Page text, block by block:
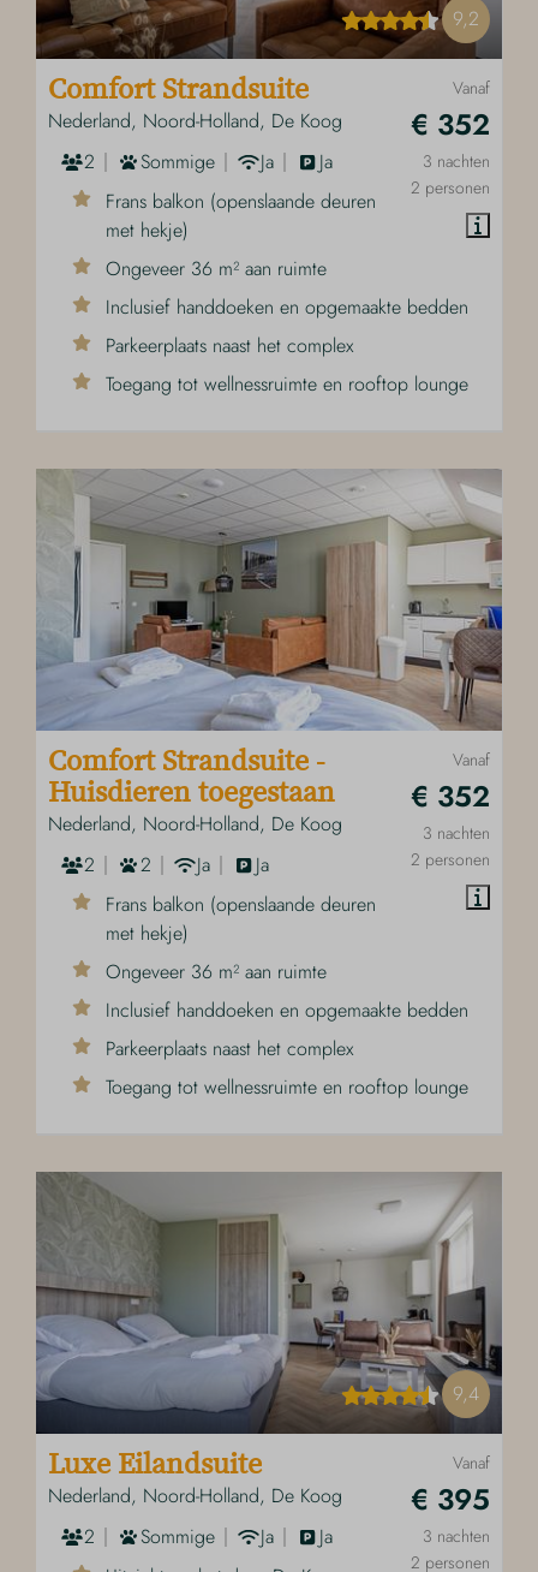
9,2
Vanaf
€ 352
3 nachten
2 personen
Comfort Strandsuite
Nederland, Noord-Holland, De Koog
2
Sommige Ja
Ja
Frans balkon (openslaande deuren
met hekje)
Ongeveer 36 m² aan ruimte
Inclusief handdoeken en opgemaakte bedden
Parkeerplaats naast het complex
Toegang tot wellnessruimte en rooftop lounge
Vanaf
€ 352
3 nachten
2 personen
Comfort Strandsuite -
Huisdieren toegestaan
Nederland, Noord-Holland, De Koog
2
2 Ja
Ja
Frans balkon (openslaande deuren
met hekje)
Ongeveer 36 m² aan ruimte
Inclusief handdoeken en opgemaakte bedden
Parkeerplaats naast het complex
Toegang tot wellnessruimte en rooftop lounge
9,4
Vanaf
€ 395
3 nachten
2 personen
Luxe Eilandsuite
Nederland, Noord-Holland, De Koog
2
Sommige Ja
Ja